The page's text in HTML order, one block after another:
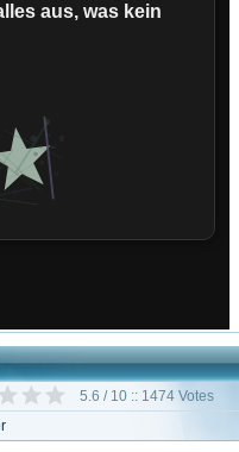
5.6 / 10 :: 1474 Votes